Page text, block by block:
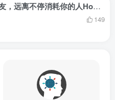
【H005】如何分辨身边的真朋友，远离不停消耗你的人How to Know Your True Friends
149